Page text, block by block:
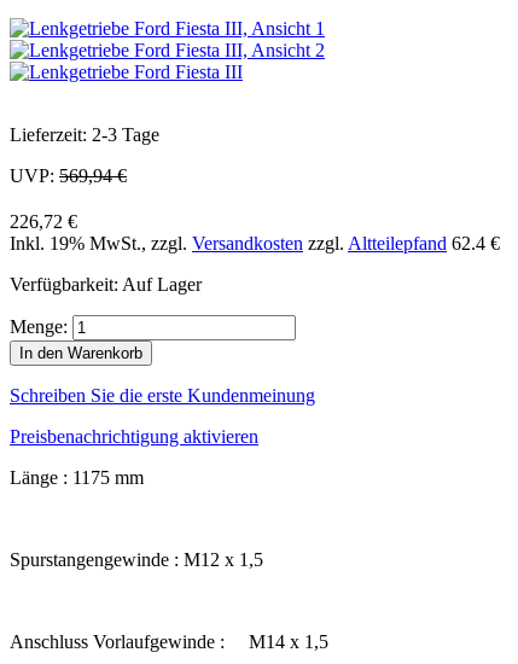
Lieferzeit: 2-3 Tage
UVP: 569,94 €
226,72 €
Inkl. 19% MwSt., zzgl. Versandkosten zzgl. Altteilepfand 62.4 €
Verfügbarkeit: Auf Lager
Menge:
In den Warenkorb
Schreiben Sie die erste Kundenmeinung
Preisbenachrichtigung aktivieren
Länge : 1175 mm
Spurstangengewinde : M12 x 1,5
Anschluss Vorlaufgewinde : M14 x 1,5